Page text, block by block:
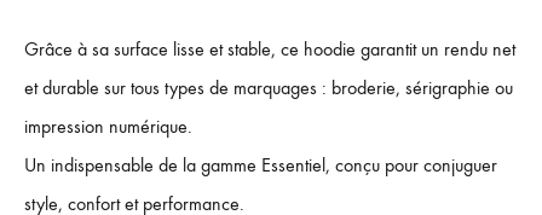
Grâce à sa surface lisse et stable, ce hoodie garantit un rendu net
et durable sur tous types de marquages : broderie, sérigraphie ou
impression numérique.
Un indispensable de la gamme Essentiel, conçu pour conjuguer
style, confort et performance.